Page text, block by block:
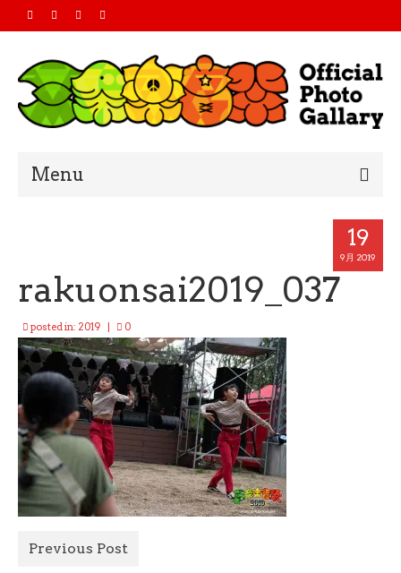
Menu
2018
2017
2016
All Photo
Official Site
19
9月 2019
rakuonsai2019_037
posted in: 2019 0
Previous Post